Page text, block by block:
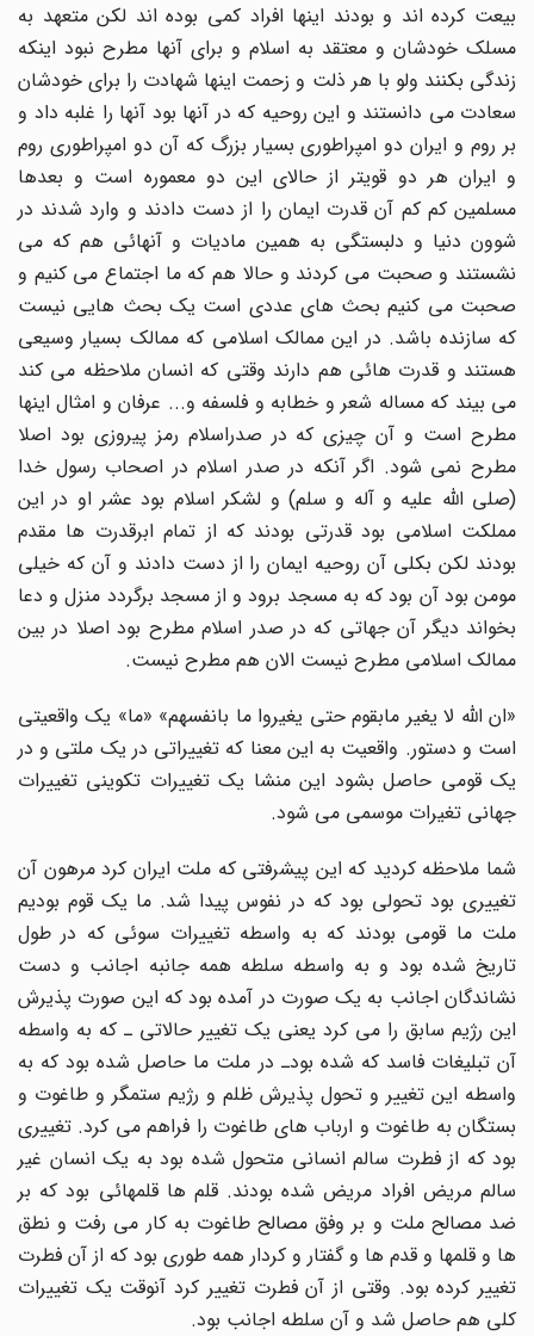
بیعت کرده اند و بودند اینها افراد کمی بوده اند لکن متعهد به
مسلک خودشان و معتقد به اسلام و برای آنها مطرح نبود اینکه
زندگی بکنند ولو با هر ذلت و زحمت اینها شهادت را برای خودشان
سعادت می دانستند و این روحیه که در آنها بود آنها را غلبه داد و
بر روم و ایران دو امپراطوری بسیار بزرگ که آن دو امپراطوری روم
و ایران هر دو قویتر از حالای این دو معموره است و بعدها
مسلمین کم کم آن قدرت ایمان را از دست دادند و وارد شدند در
شوون دنیا و دلبستگی به همین مادیات و آنهائی هم که می
نشستند و صحبت می کردند و حالا هم که ما اجتماع می کنیم و
صحبت می کنیم بحث های عددی است یک بحث هایی نیست
که سازنده باشد. در این ممالک اسلامی که ممالک بسیار وسیعی
هستند و قدرت هائی هم دارند وقتی که انسان ملاحظه می کند
می بیند که مساله شعر و خطابه و فلسفه و... عرفان و امثال اینها
مطرح است و آن چیزی که در صدراسلام رمز پیروزی بود اصلا
مطرح نمی شود. اگر آنکه در صدر اسلام در اصحاب رسول خدا
(صلی الله علیه و آله و سلم) و لشکر اسلام بود عشر او در این
مملکت اسلامی بود قدرتی بودند که از تمام ابرقدرت ها مقدم
بودند لکن بکلی آن روحیه ایمان را از دست دادند و آن که خیلی
مومن بود آن بود که به مسجد برود و از مسجد برگردد منزل و دعا
بخواند دیگر آن جهاتی که در صدر اسلام مطرح بود اصلا در بین
ممالک اسلامی مطرح نیست الان هم مطرح نیست.
«ان الله لا یغیر مابقوم حتی یغیروا ما بانفسهم» «ما» یک واقعیتی
است و دستور. واقعیت به این معنا که تغییراتی در یک ملتی و در
یک قومی حاصل بشود این منشا یک تغییرات تکوینی تغییرات
جهانی تغیرات موسمی می شود.
شما ملاحظه کردید که این پیشرفتی که ملت ایران کرد مرهون آن
تغییری بود تحولی بود که در نفوس پیدا شد. ما یک قوم بودیم
ملت ما قومی بودند که به واسطه تغییرات سوئی که در طول
تاریخ شده بود و به واسطه سلطه همه جانبه اجانب و دست
نشاندگان اجانب به یک صورت در آمده بود که این صورت پذیرش
این رژیم سابق را می کرد یعنی یک تغییر حالاتی ـ که به واسطه
آن تبلیغات فاسد که شده بودـ در ملت ما حاصل شده بود که به
واسطه این تغییر و تحول پذیرش ظلم و رژیم ستمگر و طاغوت و
بستگان به طاغوت و ارباب های طاغوت را فراهم می کرد. تغییری
بود که از فطرت سالم انسانی متحول شده بود به یک انسان غیر
سالم مریض افراد مریض شده بودند. قلم ها قلمهائی بود که بر
ضد مصالح ملت و بر وفق مصالح طاغوت به کار می رفت و نطق
ها و قلمها و قدم ها و گفتار و کردار همه طوری بود که از آن فطرت
تغییر کرده بود. وقتی از آن فطرت تغییر کرد آنوقت یک تغییرات
کلی هم حاصل شد و آن سلطه اجانب بود.